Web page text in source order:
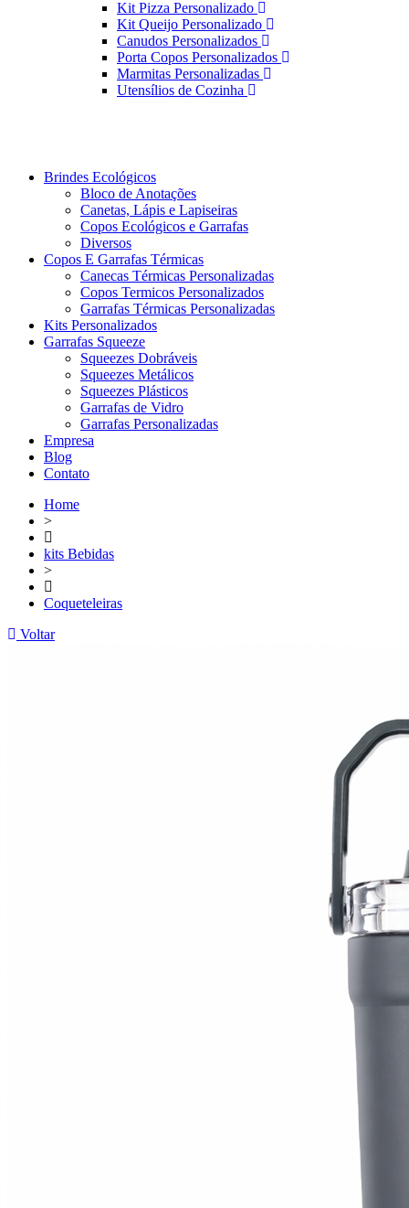
Kit Pizza Personalizado
Kit Queijo Personalizado
Canudos Personalizados
Porta Copos Personalizados
Marmitas Personalizadas
Utensílios de Cozinha
Brindes Ecológicos
Bloco de Anotações
Canetas, Lápis e Lapiseiras
Copos Ecológicos e Garrafas
Diversos
Copos E Garrafas Térmicas
Canecas Térmicas Personalizadas
Copos Termicos Personalizados
Garrafas Térmicas Personalizadas
Kits Personalizados
Garrafas Squeeze
Squeezes Dobráveis
Squeezes Metálicos
Squeezes Plásticos
Garrafas de Vidro
Garrafas Personalizadas
Empresa
Blog
Contato
Home
>
kits Bebidas
>
Coqueteleiras
Voltar